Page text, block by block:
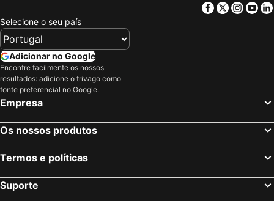
Facebook
Twitter
Selecione o seu país
Adicionar no Google
Encontre facilmente os nossos
resultados: adicione o trivago como
fonte preferencial no Google.
Empresa
Os nossos produtos
Termos e políticas
Suporte